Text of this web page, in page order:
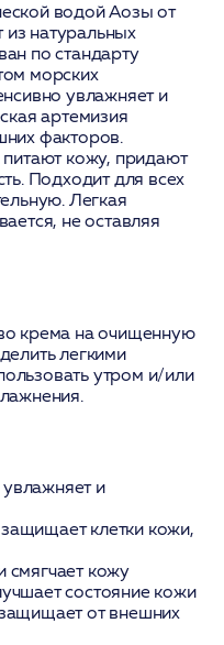
водой Аозы от
из натуральных
по стандарту
морских
увлажняет и
артемизия
факторов.
кожу, придают
Подходит для всех
Легкая
не оставляя
крема на очищенную
легкими
утром и/или
увлажняет и
клетки кожи,
смягчает кожу
состояние кожи
от внешних